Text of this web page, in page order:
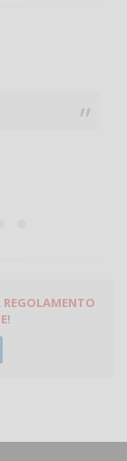
a
sapere.
REGOLAMENTO
!